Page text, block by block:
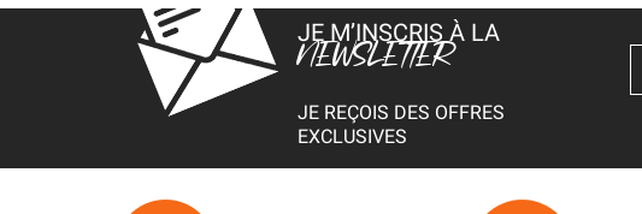
JE M’INSCRIS À LA
NEWSLETTER
JE REÇOIS DES OFFRES
EXCLUSIVES